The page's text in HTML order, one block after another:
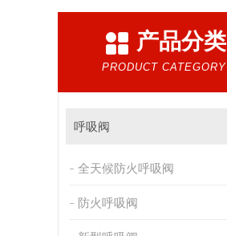
产品分类
PRODUCT CATEGORY
呼吸阀
全天候防火呼吸阀
防火呼吸阀